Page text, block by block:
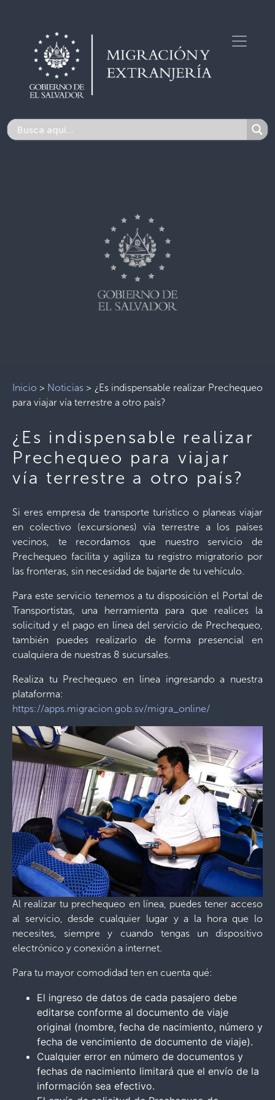
Inicio > Noticias > ¿Es indispensable realizar Prechequeo
para viajar vía terrestre a otro país?
¿Es indispensable realizar
Prechequeo para viajar
vía terrestre a otro país?
Si eres empresa de transporte turístico o planeas viajar
en colectivo (excursiones) vía terrestre a los países
vecinos, te recordamos que nuestro servicio de
Prechequeo facilita y agiliza tu registro migratorio por
las fronteras, sin necesidad de bajarte de tu vehículo.
Para este servicio tenemos a tu disposición el Portal de
Transportistas, una herramienta para que realices la
solicitud y el pago en línea del servicio de Prechequeo,
también puedes realizarlo de forma presencial en
cualquiera de nuestras 8 sucursales.
Realiza tu Prechequeo en línea ingresando a nuestra
plataforma:
https://apps.migracion.gob.sv/migra_online/
Al realizar tu prechequeo en línea, puedes tener acceso
al servicio, desde cualquier lugar y a la hora que lo
necesites, siempre y cuando tengas un dispositivo
electrónico y conexión a internet.
Para tu mayor comodidad ten en cuenta qué:
El ingreso de datos de cada pasajero debe
editarse conforme al documento de viaje
original (nombre, fecha de nacimiento, número y
fecha de vencimiento de documento de viaje).
Cualquier error en número de documentos y
fechas de nacimiento limitará que el envío de la
información sea efectivo.